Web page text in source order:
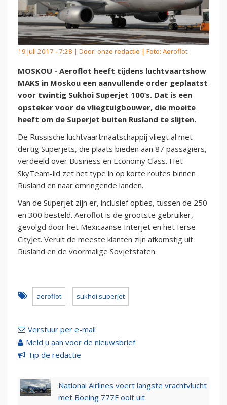
19 juli 2017 - 7:28 | Door: onze redactie | Foto: Aeroflot
MOSKOU - Aeroflot heeft tijdens luchtvaartshow
MAKS in Moskou een aanvullende order geplaatst
voor twintig Sukhoi Superjet 100’s. Dat is een
opsteker voor de vliegtuigbouwer, die moeite
heeft om de Superjet buiten Rusland te slijten.
De Russische luchtvaartmaatschappij vliegt al met
dertig Superjets, die plaats bieden aan 87 passagiers,
verdeeld over Business en Economy Class. Het
SkyTeam-lid zet het type in op korte routes binnen
Rusland en naar omringende landen.
Van de Superjet zijn er, inclusief opties, tussen de 250
en 300 besteld. Aeroflot is de grootste gebruiker,
gevolgd door het Mexicaanse Interjet en het Ierse
CityJet. Veruit de meeste klanten zijn afkomstig uit
Rusland en de voormalige Sovjetstaten.
aeroflot sukhoi superjet
Verstuur per e-mail
Meld u aan voor de nieuwsbrief
Tip de redactie
National Airlines voert langste vrachtvlucht
met Boeing 777F ooit uit